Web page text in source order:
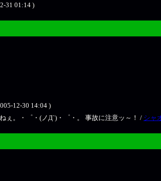
31 01:14 )
12-30 14:04 )
。・゜・(ノД`)・゜・。 事故に注意ッ～！ / シャ